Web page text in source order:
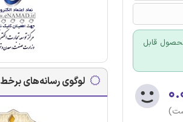
قابل
لوگوی رسانه‌های برخط